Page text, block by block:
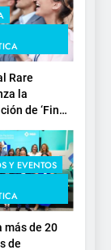
Rare
la
de ‘Find
en
de
Y EVENTOS
más de 20
de